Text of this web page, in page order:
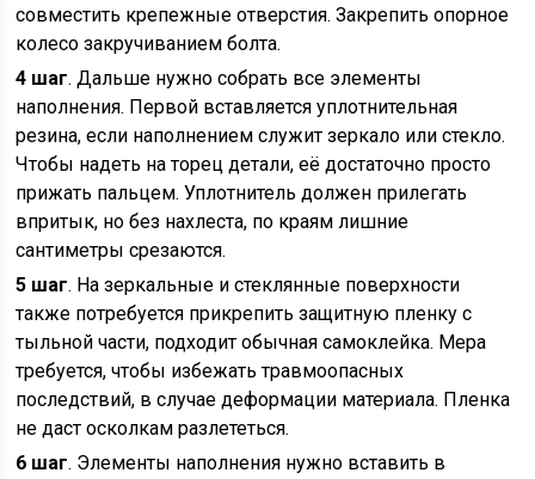
совместить крепежные отверстия. Закрепить опорное
колесо закручиванием болта.
4 шаг. Дальше нужно собрать все элементы
наполнения. Первой вставляется уплотнительная
резина, если наполнением служит зеркало или стекло.
Чтобы надеть на торец детали, её достаточно просто
прижать пальцем. Уплотнитель должен прилегать
впритык, но без нахлеста, по краям лишние
сантиметры срезаются.
5 шаг. На зеркальные и стеклянные поверхности
также потребуется прикрепить защитную пленку с
тыльной части, подходит обычная самоклейка. Мера
требуется, чтобы избежать травмоопасных
последствий, в случае деформации материала. Пленка
не даст осколкам разлететься.
6 шаг. Элементы наполнения нужно вставить в